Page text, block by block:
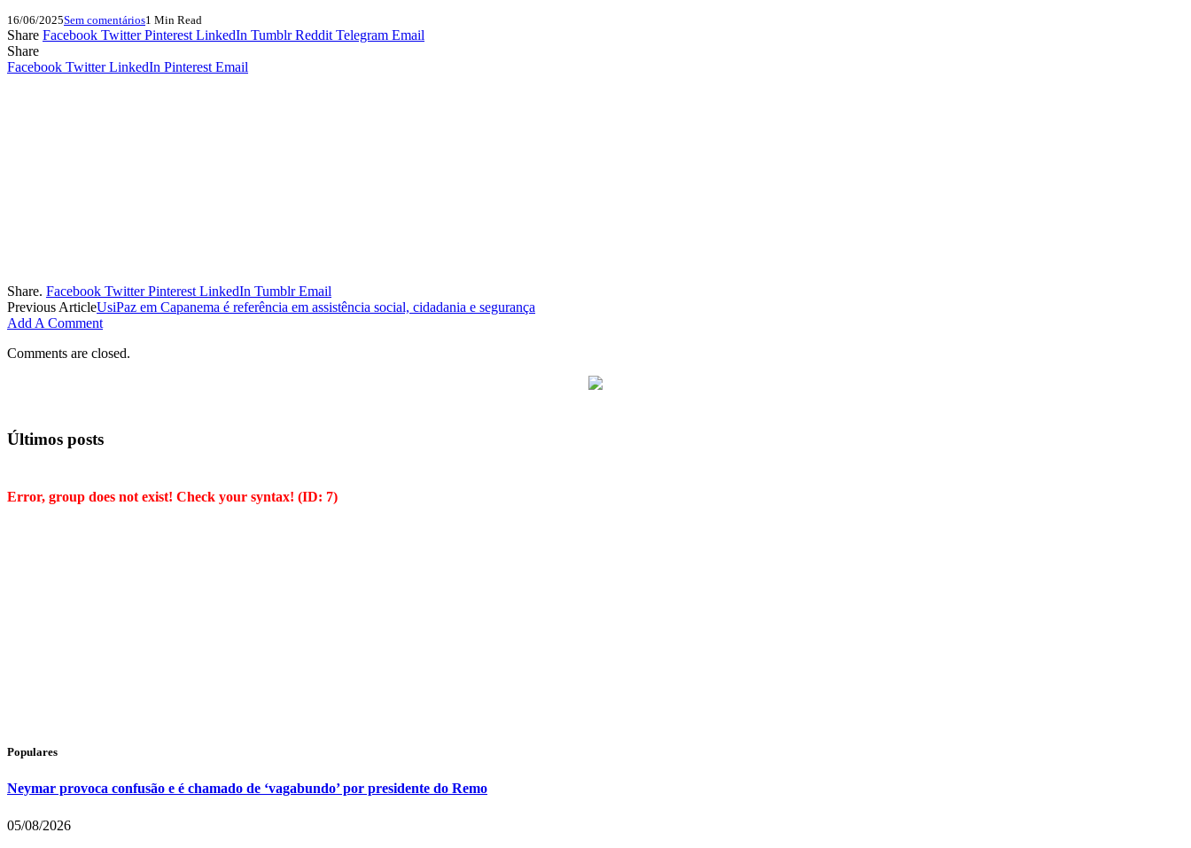
16/06/2025Sem comentários1 Min Read
Share Facebook Twitter Pinterest LinkedIn Tumblr Reddit Telegram Email
Share
Facebook Twitter LinkedIn Pinterest Email
Share. Facebook Twitter Pinterest LinkedIn Tumblr Email
Previous ArticleUsiPaz em Capanema é referência em assistência social, cidadania e segurança
Add A Comment
Comments are closed.
Últimos posts
Error, group does not exist! Check your syntax! (ID: 7)
Populares
Neymar provoca confusão e é chamado de ‘vagabundo’ por presidente do Remo
05/08/2026